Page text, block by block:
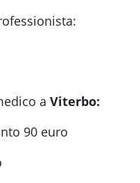
a Viterbo:
90 euro